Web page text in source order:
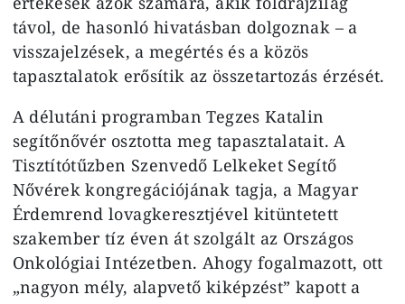
távol, de hasonló hivatásban dolgoznak – a
visszajelzések, a megértés és a közös
tapasztalatok erősítik az összetartozás érzését.
A délutáni programban Tegzes Katalin
segítőnővér osztotta meg tapasztalatait. A
Tisztítótűzben Szenvedő Lelkeket Segítő
Nővérek kongregációjának tagja, a Magyar
Érdemrend lovagkeresztjével kitüntetett
szakember tíz éven át szolgált az Országos
Onkológiai Intézetben. Ahogy fogalmazott, ott
„nagyon mély, alapvető kiképzést” kapott a